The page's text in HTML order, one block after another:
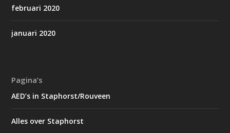
februari 2020
januari 2020
Pagina’s
AED’s in Staphorst/Rouveen
Alles over Staphorst